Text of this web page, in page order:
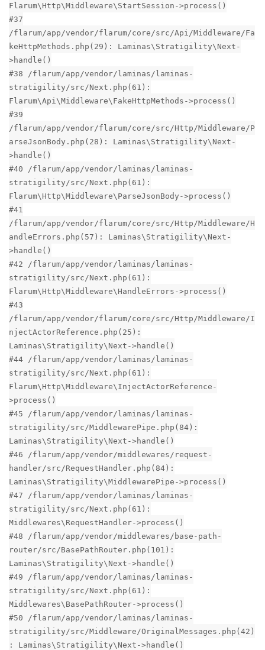
Flarum\Http\Middleware\StartSession->process()
#37
/flarum/app/vendor/flarum/core/src/Api/Middleware/Fa
keHttpMethods.php(29): Laminas\Stratigility\Next-
>handle()
#38 /flarum/app/vendor/laminas/laminas-
stratigility/src/Next.php(61):
Flarum\Api\Middleware\FakeHttpMethods->process()
#39
/flarum/app/vendor/flarum/core/src/Http/Middleware/P
arseJsonBody.php(28): Laminas\Stratigility\Next-
>handle()
#40 /flarum/app/vendor/laminas/laminas-
stratigility/src/Next.php(61):
Flarum\Http\Middleware\ParseJsonBody->process()
#41
/flarum/app/vendor/flarum/core/src/Http/Middleware/H
andleErrors.php(57): Laminas\Stratigility\Next-
>handle()
#42 /flarum/app/vendor/laminas/laminas-
stratigility/src/Next.php(61):
Flarum\Http\Middleware\HandleErrors->process()
#43
/flarum/app/vendor/flarum/core/src/Http/Middleware/I
njectActorReference.php(25):
Laminas\Stratigility\Next->handle()
#44 /flarum/app/vendor/laminas/laminas-
stratigility/src/Next.php(61):
Flarum\Http\Middleware\InjectActorReference-
>process()
#45 /flarum/app/vendor/laminas/laminas-
stratigility/src/MiddlewarePipe.php(84):
Laminas\Stratigility\Next->handle()
#46 /flarum/app/vendor/middlewares/request-
handler/src/RequestHandler.php(84):
Laminas\Stratigility\MiddlewarePipe->process()
#47 /flarum/app/vendor/laminas/laminas-
stratigility/src/Next.php(61):
Middlewares\RequestHandler->process()
#48 /flarum/app/vendor/middlewares/base-path-
router/src/BasePathRouter.php(101):
Laminas\Stratigility\Next->handle()
#49 /flarum/app/vendor/laminas/laminas-
stratigility/src/Next.php(61):
Middlewares\BasePathRouter->process()
#50 /flarum/app/vendor/laminas/laminas-
stratigility/src/Middleware/OriginalMessages.php(42)
: Laminas\Stratigility\Next->handle()